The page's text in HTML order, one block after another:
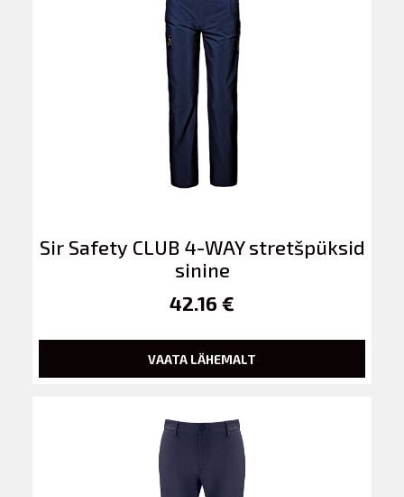
Sir Safety CLUB 4-WAY stretšpüksid
sinine
42.16 €
VAATA LÄHEMALT